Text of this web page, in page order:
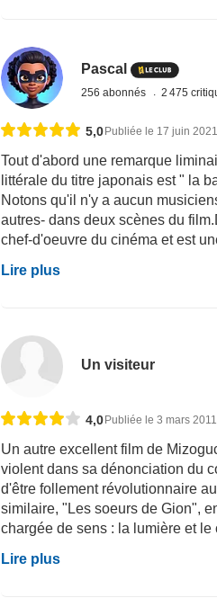
Pascal
256 abonnés 2 475
5,0 Publiée le 17 juin 2021
Tout d'abord une remarque
littérale du titre japonais est " la
Notons qu'il n'y a aucun
autres- dans deux scènes du
chef-d'oeuvre du cinéma et est
Lire plus
Un visiteur
4,0 Publiée le 3 mars 2011
Un autre excellent film de
violent dans sa dénonciation du
d'être follement révolutionnaire
similaire, "Les soeurs de Gion",
chargée de sens : la lumière et
Lire plus